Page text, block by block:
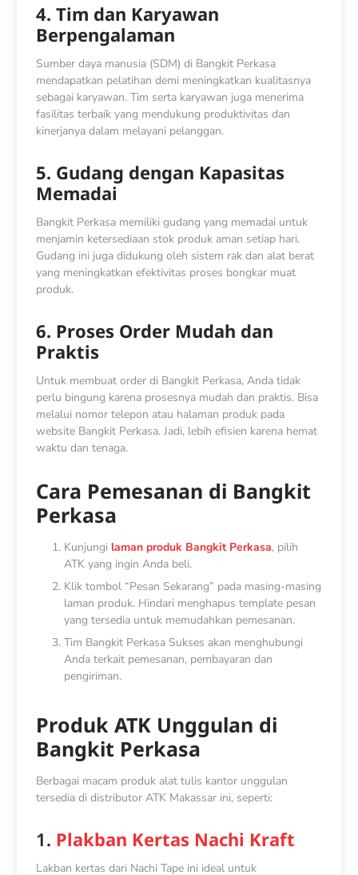
4. Tim dan Karyawan
Berpengalaman
Sumber daya manusia (SDM) di Bangkit Perkasa
mendapatkan pelatihan demi meningkatkan kualitasnya
sebagai karyawan. Tim serta karyawan juga menerima
fasilitas terbaik yang mendukung produktivitas dan
kinerjanya dalam melayani pelanggan.
5. Gudang dengan Kapasitas
Memadai
Bangkit Perkasa memiliki gudang yang memadai untuk
menjamin ketersediaan stok produk aman setiap hari.
Gudang ini juga didukung oleh sistem rak dan alat berat
yang meningkatkan efektivitas proses bongkar muat
produk.
6. Proses Order Mudah dan
Praktis
Untuk membuat order di Bangkit Perkasa, Anda tidak
perlu bingung karena prosesnya mudah dan praktis. Bisa
melalui nomor telepon atau halaman produk pada
website Bangkit Perkasa. Jadi, lebih efisien karena hemat
waktu dan tenaga.
Cara Pemesanan di Bangkit
Perkasa
Kunjungi laman produk Bangkit Perkasa, pilih
ATK yang ingin Anda beli.
Klik tombol “Pesan Sekarang” pada masing-masing
laman produk. Hindari menghapus template pesan
yang tersedia untuk memudahkan pemesanan.
Tim Bangkit Perkasa Sukses akan menghubungi
Anda terkait pemesanan, pembayaran dan
pengiriman.
Produk ATK Unggulan di
Bangkit Perkasa
Berbagai macam produk alat tulis kantor unggulan
tersedia di distributor ATK Makassar ini, seperti:
1. Plakban Kertas Nachi Kraft
Lakban kertas dari Nachi Tape ini ideal untuk